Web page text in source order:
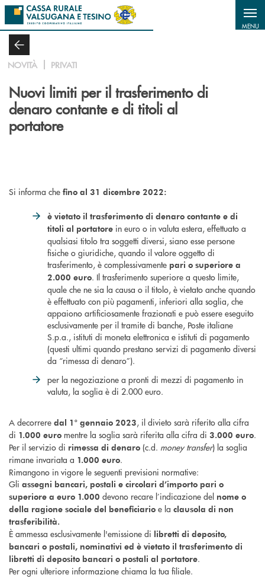
Salta al contenuto principale
MENU
NOVITÀ PRIVATI
Nuovi limiti per il trasferimento di
denaro contante e di titoli al
portatore
Si informa che fino al 31 dicembre 2022:
è vietato il trasferimento di denaro contante e di
titoli al portatore in euro o in valuta estera, effettuato a
qualsiasi titolo tra soggetti diversi, siano esse persone
fisiche o giuridiche, quando il valore oggetto di
trasferimento, è complessivamente pari o superiore a
2.000 euro. Il trasferimento superiore a questo limite,
quale che ne sia la causa o il titolo, è vietato anche quando
è effettuato con più pagamenti, inferiori alla soglia, che
appaiono artificiosamente frazionati e può essere eseguito
esclusivamente per il tramite di banche, Poste italiane
S.p.a., istituti di moneta elettronica e istituti di pagamento
(questi ultimi quando prestano servizi di pagamento diversi
da “rimessa di denaro”).
per la negoziazione a pronti di mezzi di pagamento in
valuta, la soglia è di 2.000 euro.
A decorrere dal 1° gennaio 2023, il divieto sarà riferito alla cifra
di 1.000 euro mentre la soglia sarà riferita alla cifra di 3.000 euro.
Per il servizio di rimessa di denaro (c.d. money transfer) la soglia
rimane invariata a 1.000 euro.
Rimangono in vigore le seguenti previsioni normative:
Gli assegni bancari, postali e circolari d’importo pari o
superiore a euro 1.000 devono recare l’indicazione del nome o
della ragione sociale del beneficiario e la clausola di non
trasferibilità.
È ammessa esclusivamente l'emissione di libretti di deposito,
bancari o postali, nominativi ed è vietato il trasferimento di
libretti di deposito bancari o postali al portatore.
Per ogni ulteriore informazione chiama la tua filiale.